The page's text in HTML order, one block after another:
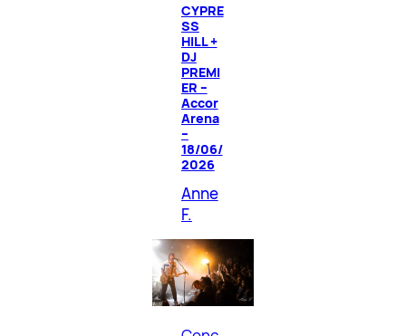
CYPRE
SS
HILL +
DJ
PREMI
ER –
Accor
Arena
–
18/06/
2026
Anne
F.